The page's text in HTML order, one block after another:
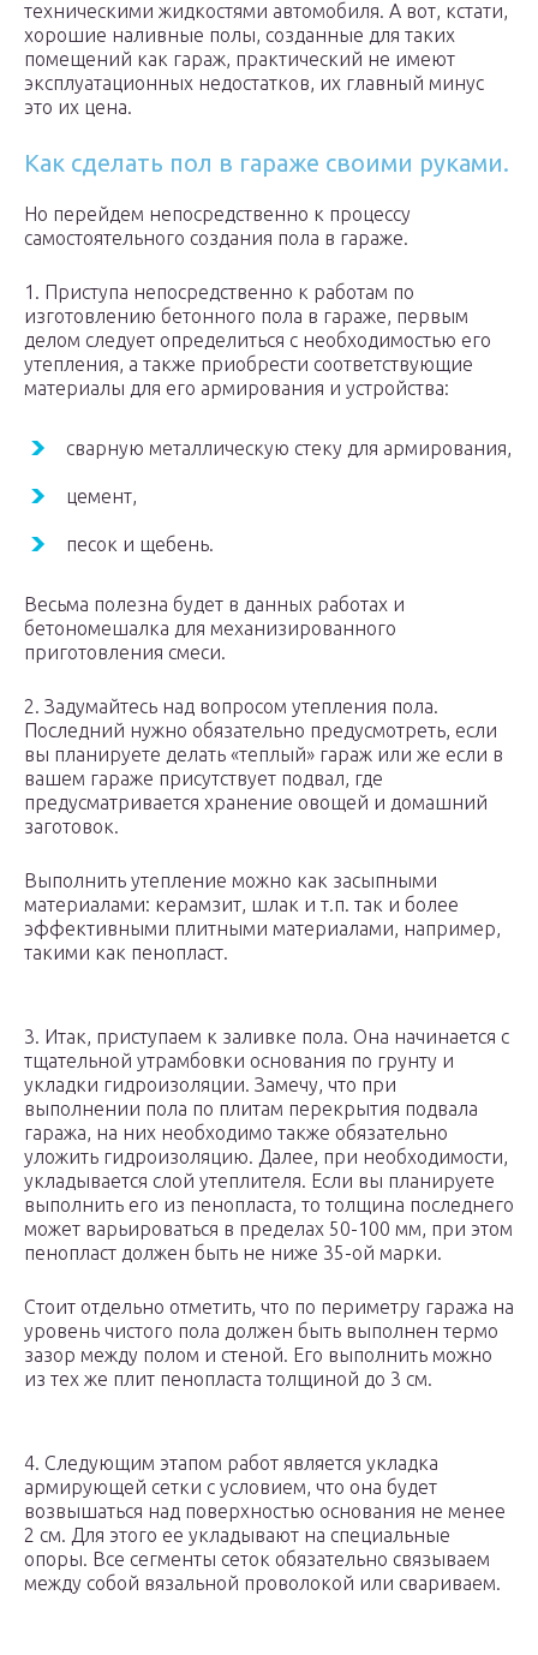
техническими жидкостями автомобиля. А вот, кстати,
хорошие наливные полы, созданные для таких
помещений как гараж, практический не имеют
эксплуатационных недостатков, их главный минус
это их цена.
Как сделать пол в гараже своими руками.
Но перейдем непосредственно к процессу
самостоятельного создания пола в гараже.
1. Приступа непосредственно к работам по
изготовлению бетонного пола в гараже, первым
делом следует определиться с необходимостью его
утепления, а также приобрести соответствующие
материалы для его армирования и устройства:
сварную металлическую стеку для армирования,
цемент,
песок и щебень.
Весьма полезна будет в данных работах и
бетономешалка для механизированного
приготовления смеси.
2. Задумайтесь над вопросом утепления пола.
Последний нужно обязательно предусмотреть, если
вы планируете делать «теплый» гараж или же если в
вашем гараже присутствует подвал, где
предусматривается хранение овощей и домашний
заготовок.
Выполнить утепление можно как засыпными
материалами: керамзит, шлак и т.п. так и более
эффективными плитными материалами, например,
такими как пенопласт.
3. Итак, приступаем к заливке пола. Она начинается с
тщательной утрамбовки основания по грунту и
укладки гидроизоляции. Замечу, что при
выполнении пола по плитам перекрытия подвала
гаража, на них необходимо также обязательно
уложить гидроизоляцию. Далее, при необходимости,
укладывается слой утеплителя. Если вы планируете
выполнить его из пенопласта, то толщина последнего
может варьироваться в пределах 50-100 мм, при этом
пенопласт должен быть не ниже 35-ой марки.
Стоит отдельно отметить, что по периметру гаража на
уровень чистого пола должен быть выполнен термо
зазор между полом и стеной. Его выполнить можно
из тех же плит пенопласта толщиной до 3 см.
4. Следующим этапом работ является укладка
армирующей сетки с условием, что она будет
возвышаться над поверхностью основания не менее
2 см. Для этого ее укладывают на специальные
опоры. Все сегменты сеток обязательно связываем
между собой вязальной проволокой или свариваем.